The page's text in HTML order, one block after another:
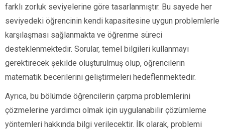
farklı zorluk seviyelerine göre tasarlanmıştır. Bu sayede her
seviyedeki öğrencinin kendi kapasitesine uygun problemlerle
karşılaşması sağlanmakta ve öğrenme süreci
desteklenmektedir. Sorular, temel bilgileri kullanmayı
gerektirecek şekilde oluşturulmuş olup, öğrencilerin
matematik becerilerini geliştirmeleri hedeflenmektedir.
Ayrıca, bu bölümde öğrencilerin çarpma problemlerini
çözmelerine yardımcı olmak için uygulanabilir çözümleme
yöntemleri hakkında bilgi verilecektir. İlk olarak, problemi